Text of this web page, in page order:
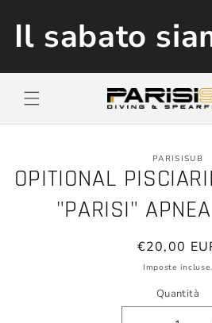
ai contenuti
Il sabato
sul prodotto
PARISISUB
OPITIONAL
"PARISI"
Prezzo
di
listino
€20,00
Imposte incluse.
Quantità